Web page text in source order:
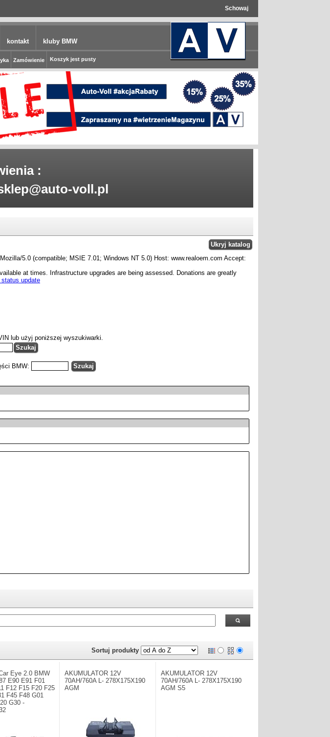
Schowaj
kontakt kluby BMW
Zamówienie Koszyk jest pusty
:
voll.pl
Sortuj produkty
Eye 2.0 BMW
E90 E91 F01
F12 F15 F20 F25
F45 F48 G01
G30 -
AKUMULATOR 12V
70AH/760A L- 278X175X190
AGM
AKUMULATOR 12V
70AH/760A L- 278X175X190
AGM S5